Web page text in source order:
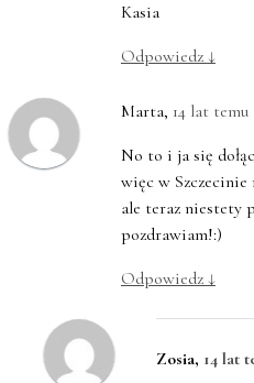
Kasia
Odpowiedz ↓
Marta, 14 lat temu
No to i ja się
więc w Szczecinie
ale teraz niestety
pozdrawiam!:)
Odpowiedz ↓
Zosia, 14 lat